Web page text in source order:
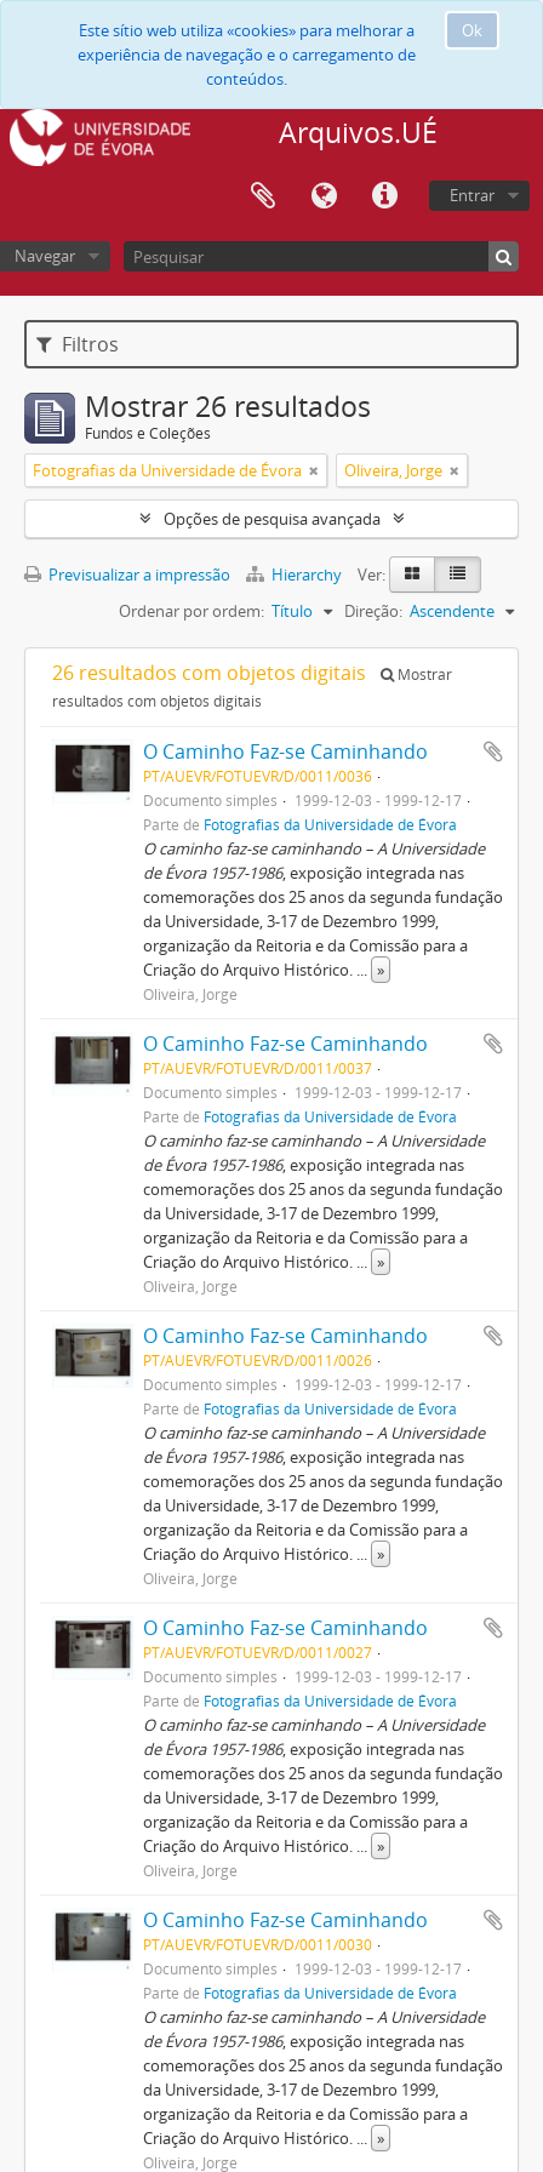
Ok
Este sítio web utiliza «cookies» para melhorar a
experiência de navegação e o carregamento de
conteúdos.
Arquivos.UÉ
Entrar
Navegar
Filtros
Mostrar 26 resultados
Fundos e Coleções
Fotografias da Universidade de Évora Oliveira, Jorge
Opções de pesquisa avançada
Previsualizar a impressão Hierarchy
Ver:
Ordenar por ordem: Título Direção: Ascendente
26 resultados com objetos digitais
Mostrar
resultados com objetos digitais
O Caminho Faz-se Caminhando
PT/AUEVR/FOTUEVR/D/0011/0036
Documento simples
1999-12-03 - 1999-12-17
Parte de Fotografias da Universidade de Évora
O caminho faz-se caminhando – A Universidade
de Évora 1957-1986, exposição integrada nas
comemorações dos 25 anos da segunda fundação
da Universidade, 3-17 de Dezembro 1999,
organização da Reitoria e da Comissão para a
Criação do Arquivo Histórico. ... »
Oliveira, Jorge
O Caminho Faz-se Caminhando
PT/AUEVR/FOTUEVR/D/0011/0037
Documento simples
1999-12-03 - 1999-12-17
Parte de Fotografias da Universidade de Évora
O caminho faz-se caminhando – A Universidade
de Évora 1957-1986, exposição integrada nas
comemorações dos 25 anos da segunda fundação
da Universidade, 3-17 de Dezembro 1999,
organização da Reitoria e da Comissão para a
Criação do Arquivo Histórico. ... »
Oliveira, Jorge
O Caminho Faz-se Caminhando
PT/AUEVR/FOTUEVR/D/0011/0026
Documento simples
1999-12-03 - 1999-12-17
Parte de Fotografias da Universidade de Évora
O caminho faz-se caminhando – A Universidade
de Évora 1957-1986, exposição integrada nas
comemorações dos 25 anos da segunda fundação
da Universidade, 3-17 de Dezembro 1999,
organização da Reitoria e da Comissão para a
Criação do Arquivo Histórico. ... »
Oliveira, Jorge
O Caminho Faz-se Caminhando
PT/AUEVR/FOTUEVR/D/0011/0027
Documento simples
1999-12-03 - 1999-12-17
Parte de Fotografias da Universidade de Évora
O caminho faz-se caminhando – A Universidade
de Évora 1957-1986, exposição integrada nas
comemorações dos 25 anos da segunda fundação
da Universidade, 3-17 de Dezembro 1999,
organização da Reitoria e da Comissão para a
Criação do Arquivo Histórico. ... »
Oliveira, Jorge
O Caminho Faz-se Caminhando
PT/AUEVR/FOTUEVR/D/0011/0030
Documento simples
1999-12-03 - 1999-12-17
Parte de Fotografias da Universidade de Évora
O caminho faz-se caminhando – A Universidade
de Évora 1957-1986, exposição integrada nas
comemorações dos 25 anos da segunda fundação
da Universidade, 3-17 de Dezembro 1999,
organização da Reitoria e da Comissão para a
Criação do Arquivo Histórico. ... »
Oliveira, Jorge